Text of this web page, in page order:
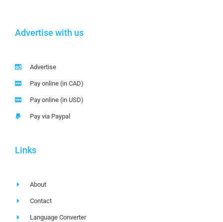
Advertise with us
Advertise
Pay online (in CAD)
Pay online (in USD)
Pay via Paypal
Links
About
Contact
Language Converter